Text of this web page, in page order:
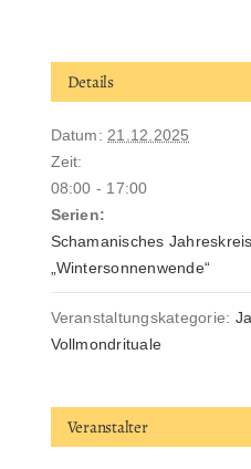
Details
Datum: 21.12.2025
Zeit:
08:00 - 17:00
Serien:
Schamanisches
„Wintersonnenwende“
Veranstaltungskategorie:
Vollmondrituale
Veranstalter